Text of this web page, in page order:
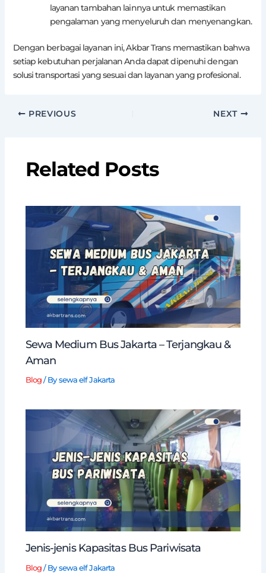
layanan tambahan lainnya untuk memastikan
pengalaman yang menyeluruh dan menyenangkan.
Dengan berbagai layanan ini, Akbar Trans memastikan bahwa
setiap kebutuhan perjalanan Anda dapat dipenuhi dengan
solusi transportasi yang sesuai dan layanan yang profesional.
PREVIOUS NEXT
Related Posts
Sewa Medium Bus Jakarta – Terjangkau &
Aman
Blog/ By sewa elf Jakarta
Jenis-jenis Kapasitas Bus Pariwisata
Blog/ By sewa elf Jakarta